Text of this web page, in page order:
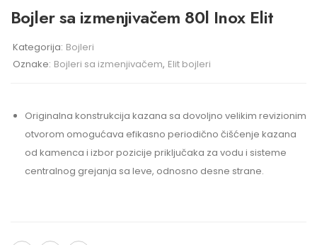
Bojler sa izmenjivačem 80l Inox Elit
Kategorija: Bojleri
Oznake: Bojleri sa izmenjivačem, Elit bojleri
Originalna konstrukcija kazana sa dovoljno velikim revizionim
otvorom omogućava efikasno periodično čišćenje kazana
od kamenca i izbor pozicije priključaka za vodu i sisteme
centralnog grejanja sa leve, odnosno desne strane.